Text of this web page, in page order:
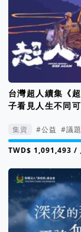
台灣超人續集《
子看見人生不同
集資 #公益 #議題
集資進度 84%
/